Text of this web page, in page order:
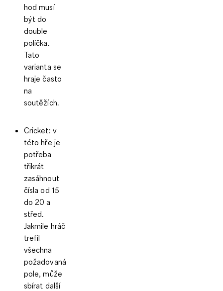
hod musí
být do
double
políčka.
Tato
varianta se
hraje často
na
soutěžích.
Cricket: v
této hře je
potřeba
třikrát
zasáhnout
čísla od 15
do 20 a
střed.
Jakmile hráč
trefil
všechna
požadovaná
pole, může
sbírat další